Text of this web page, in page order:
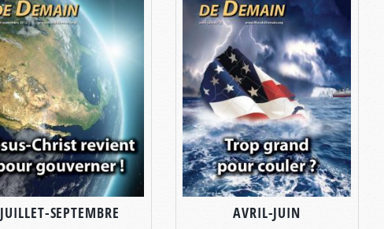
JUILLET-SEPTEMBRE AVRIL-JUIN